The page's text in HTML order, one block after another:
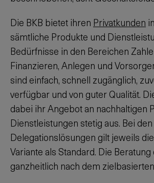
Die BKB bietet ihren Privatkunden
sämtliche Produkte und
Bedürfnisse in den Bereichen
Finanzieren, Anlegen und
sind einfach, schnell zugänglich,
verfügbar und von guter Qualität.
dabei ihr Angebot an nachhaltigen
Dienstleistungen stetig aus. Bei den
Delegationslösungen gilt jeweils
Variante als Standard. Die
ganzheitlich nach dem